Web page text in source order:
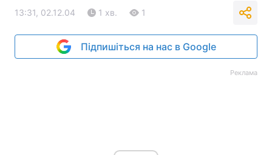
13:31, 02.12.04 1 хв. 1
Підпишіться на нас в Google
Реклама